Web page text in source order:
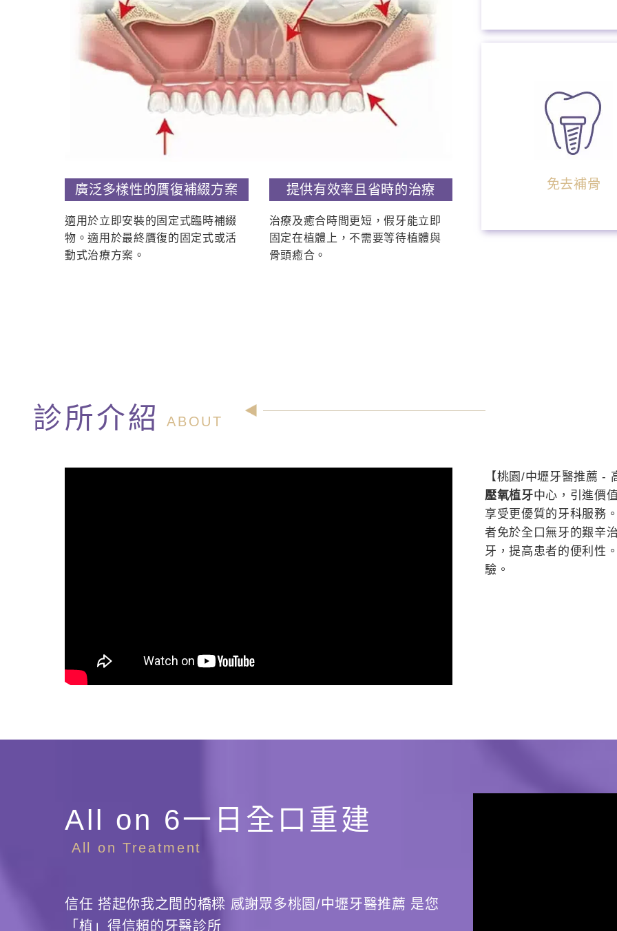
廣泛多樣性的贋復補綴方案
適用於立即安裝的固定式臨時補綴
物。適用於最終贋復的固定式或活
動式治療方案。
提供有效率且省時的治療
治療及癒合時間更短，假牙能立即
固定在植體上，不需要等待植體與
骨頭癒合。
免去補骨
診所介紹 ABOUT
【桃園/中壢牙醫推薦 -
壓氧植牙中心，引進價
享受更優質的牙科服務
者免於全口無牙的艱辛
牙，提高患者的便利性
驗。
All on 6一日全口重建
All on Treatment
信任 搭起你我之間的橋樑 感謝眾多桃園/中壢牙醫推薦 是您
「植」得信賴的牙醫診所